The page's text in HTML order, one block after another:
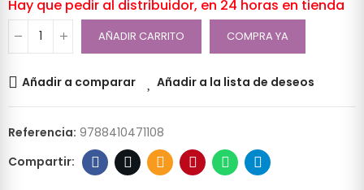
Hay que pedir al distribuidor, en 24 horas en tienda
AÑADIR CARRITO COMPRA YA
Añadir a comparar Añadir a la lista de deseos
Referencia: 9788410471108